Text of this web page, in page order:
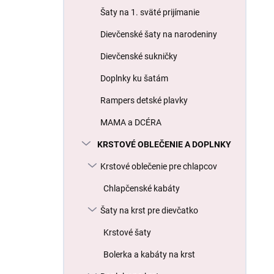
Šaty na 1. sväté prijímanie
Dievčenské šaty na narodeniny
Dievčenské sukničky
Doplnky ku šatám
Rampers detské plavky
MAMA a DCÉRA
KRSTOVÉ OBLEČENIE A DOPLNKY
Krstové oblečenie pre chlapcov
Chlapčenské kabáty
Šaty na krst pre dievčatko
Krstové šaty
Bolerka a kabáty na krst